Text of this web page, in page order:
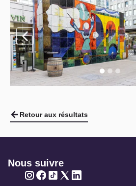
Retour aux résultats
Nous suivre